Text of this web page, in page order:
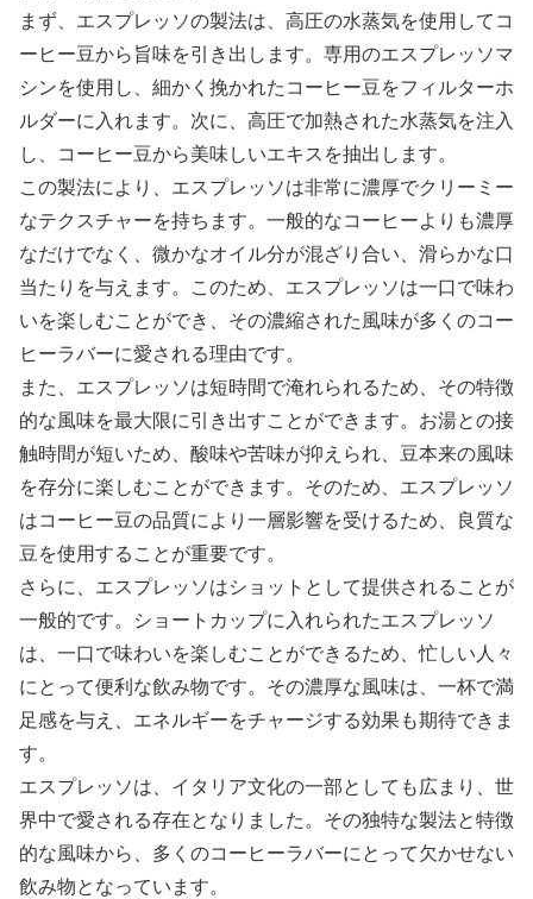
まず、エスプレッソの製法は、高圧の水蒸気を使用してコ
ーヒー豆から旨味を引き出します。専用のエスプレッソマ
シンを使用し、細かく挽かれたコーヒー豆をフィルターホ
ルダーに入れます。次に、高圧で加熱された水蒸気を注入
し、コーヒー豆から美味しいエキスを抽出します。
この製法により、エスプレッソは非常に濃厚でクリーミー
なテクスチャーを持ちます。一般的なコーヒーよりも濃厚
なだけでなく、微かなオイル分が混ざり合い、滑らかな口
当たりを与えます。このため、エスプレッソは一口で味わ
いを楽しむことができ、その濃縮された風味が多くのコー
ヒーラバーに愛される理由です。
また、エスプレッソは短時間で淹れられるため、その特徴
的な風味を最大限に引き出すことができます。お湯との接
触時間が短いため、酸味や苦味が抑えられ、豆本来の風味
を存分に楽しむことができます。そのため、エスプレッソ
はコーヒー豆の品質により一層影響を受けるため、良質な
豆を使用することが重要です。
さらに、エスプレッソはショットとして提供されることが
一般的です。ショートカップに入れられたエスプレッソ
は、一口で味わいを楽しむことができるため、忙しい人々
にとって便利な飲み物です。その濃厚な風味は、一杯で満
足感を与え、エネルギーをチャージする効果も期待できま
す。
エスプレッソは、イタリア文化の一部としても広まり、世
界中で愛される存在となりました。その独特な製法と特徴
的な風味から、多くのコーヒーラバーにとって欠かせない
飲み物となっています。